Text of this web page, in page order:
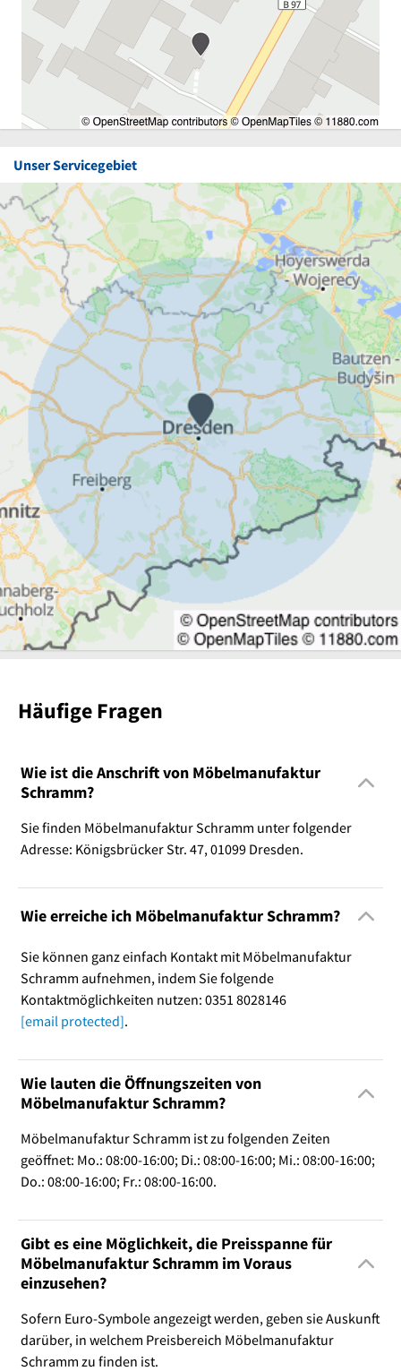
Unser Servicegebiet
Häufige Fragen
Wie ist die Anschrift von Möbelmanufaktur
Schramm?
Sie finden Möbelmanufaktur Schramm unter folgender
Adresse: Königsbrücker Str. 47, 01099 Dresden.
Wie erreiche ich Möbelmanufaktur Schramm?
Sie können ganz einfach Kontakt mit Möbelmanufaktur
Schramm aufnehmen, indem Sie folgende
Kontaktmöglichkeiten nutzen: 0351 8028146
[email protected].
Wie lauten die Öffnungszeiten von
Möbelmanufaktur Schramm?
Möbelmanufaktur Schramm ist zu folgenden Zeiten
geöffnet: Mo.: 08:00-16:00; Di.: 08:00-16:00; Mi.: 08:00-16:00;
Do.: 08:00-16:00; Fr.: 08:00-16:00.
Gibt es eine Möglichkeit, die Preisspanne für
Möbelmanufaktur Schramm im Voraus
einzusehen?
Sofern Euro-Symbole angezeigt werden, geben sie Auskunft
darüber, in welchem Preisbereich Möbelmanufaktur
Schramm zu finden ist.